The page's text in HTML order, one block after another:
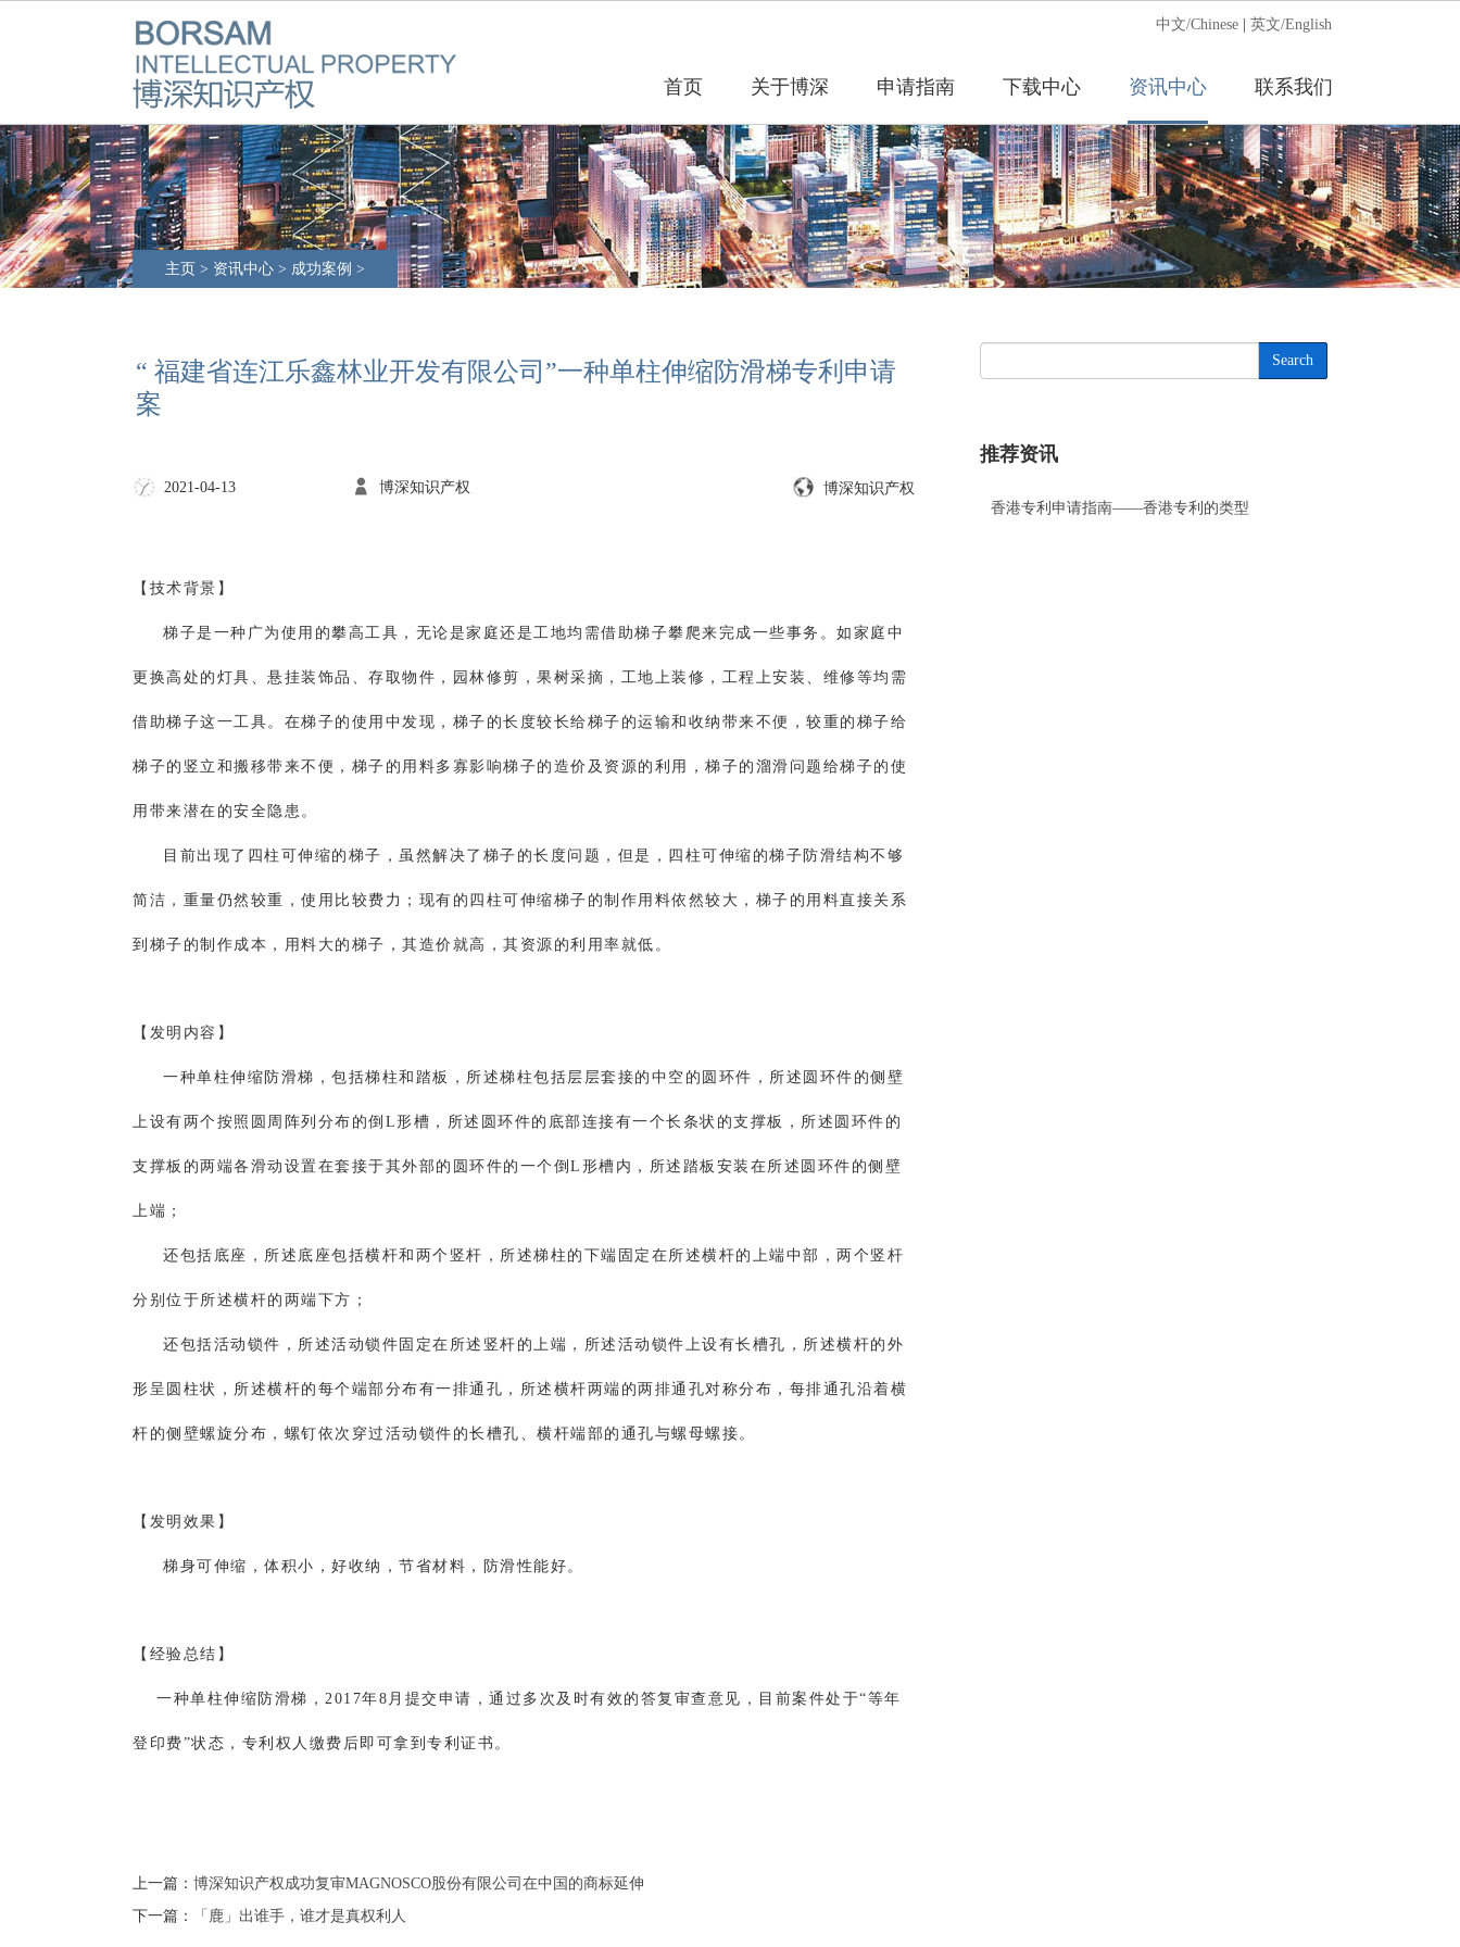
中文/Chinese 英文/English
首页 关于博深 申请指南 下载中心 资讯中心 联系我们
主页 > 资讯中心 > 成功案例 >
“ 福建省连江乐鑫林业开发有限公司”一种单柱伸缩防滑梯专利申请
案
2021-04-13 博深知识产权 博深知识产权
【技术背景】
梯子是一种广为使用的攀高工具，无论是家庭还是工地均需借助梯子攀爬来完成一些事务。如家庭中
更换高处的灯具、悬挂装饰品、存取物件，园林修剪，果树采摘，工地上装修，工程上安装、维修等均需
借助梯子这一工具。在梯子的使用中发现，梯子的长度较长给梯子的运输和收纳带来不便，较重的梯子给
梯子的竖立和搬移带来不便，梯子的用料多寡影响梯子的造价及资源的利用，梯子的溜滑问题给梯子的使
用带来潜在的安全隐患。
目前出现了四柱可伸缩的梯子，虽然解决了梯子的长度问题，但是，四柱可伸缩的梯子防滑结构不够
简洁，重量仍然较重，使用比较费力；现有的四柱可伸缩梯子的制作用料依然较大，梯子的用料直接关系
到梯子的制作成本，用料大的梯子，其造价就高，其资源的利用率就低。
【发明内容】
一种单柱伸缩防滑梯，包括梯柱和踏板，所述梯柱包括层层套接的中空的圆环件，所述圆环件的侧壁
上设有两个按照圆周阵列分布的倒L形槽，所述圆环件的底部连接有一个长条状的支撑板，所述圆环件的
支撑板的两端各滑动设置在套接于其外部的圆环件的一个倒L形槽内，所述踏板安装在所述圆环件的侧壁
上端；
还包括底座，所述底座包括横杆和两个竖杆，所述梯柱的下端固定在所述横杆的上端中部，两个竖杆
分别位于所述横杆的两端下方；
还包括活动锁件，所述活动锁件固定在所述竖杆的上端，所述活动锁件上设有长槽孔，所述横杆的外
形呈圆柱状，所述横杆的每个端部分布有一排通孔，所述横杆两端的两排通孔对称分布，每排通孔沿着横
杆的侧壁螺旋分布，螺钉依次穿过活动锁件的长槽孔、横杆端部的通孔与螺母螺接。
【发明效果】
梯身可伸缩，体积小，好收纳，节省材料，防滑性能好。
【经验总结】
一种单柱伸缩防滑梯，2017年8月提交申请，通过多次及时有效的答复审查意见，目前案件处于“等年
登印费”状态，专利权人缴费后即可拿到专利证书。
上一篇： 博深知识产权成功复审MAGNOSCO股份有限公司在中国的商标延伸
下一篇：
「鹿」出谁手，谁才是真权利人
Search
推荐资讯
香港专利申请指南——香港专利的类型